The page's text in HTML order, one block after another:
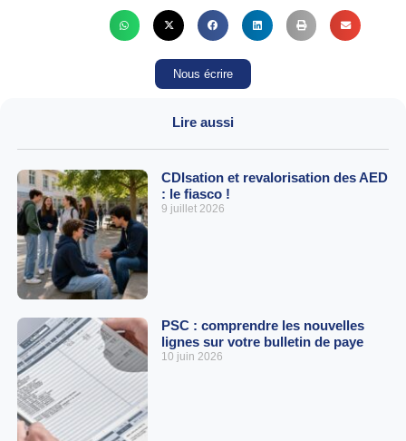
Nous écrire
Lire aussi
CDIsation et revalorisation des AED
: le fiasco !
9 juillet 2026
PSC : comprendre les nouvelles
lignes sur votre bulletin de paye
10 juin 2026